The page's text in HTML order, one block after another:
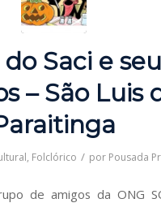
do Saci e
– São Luis
, Folclórico / por Pousada
de amigos da ONG